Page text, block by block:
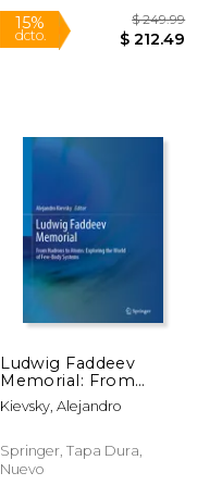
(en Inglés)
Ludwig Faddeev
Memorial: From
Hadrons to Atoms:
Exploring the World
(en Inglés)
Kievsky, Alejandro
Springer, Tapa Dura,
Nuevo